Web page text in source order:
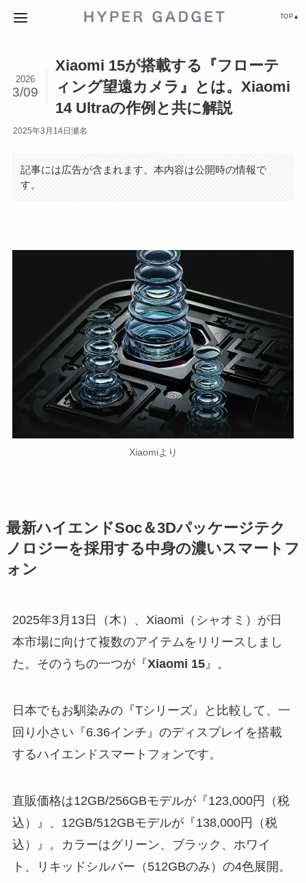
TOP▲
Xiaomi 15が搭載する『フローテ
ィング望遠カメラ』とは。Xiaomi
14 Ultraの作例と共に解説
2026
3/09
2025年3月14日 瀬名
記事には広告が含まれます。本内容は公開時の情報で
す。
Xiaomiより
最新ハイエンドSoc＆3Dパッケージテク
ノロジーを採用する中身の濃いスマートフ
ォン
2025年3月13日（木）、Xiaomi（シャオミ）が日
本市場に向けて複数のアイテムをリリースしまし
た。そのうちの一つが『Xiaomi 15』。
日本でもお馴染みの『Tシリーズ』と比較して、一
回り小さい『6.36インチ』のディスプレイを搭載
するハイエンドスマートフォンです。
直販価格は12GB/256GBモデルが『123,000円（税
込）』、12GB/512GBモデルが『138,000円（税
込）』。カラーはグリーン、ブラック、ホワイ
ト、リキッドシルバー（512GBのみ）の4色展開。